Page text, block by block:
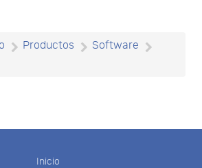
Productos
Software
Inicio